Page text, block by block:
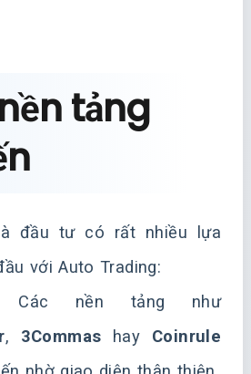
tảng
đầu tư có rất nhiều lựa
với Auto Trading:
Các nền tảng như
, 3Commas hay Coinrule